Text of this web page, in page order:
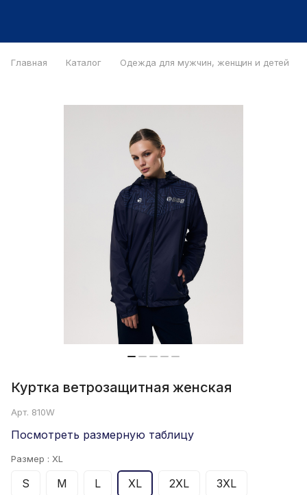
Главная Каталог Одежда для мужчин, женщин и детей
Куртка ветрозащитная женская
Арт. 810W
Посмотреть размерную таблицу
Размер : XL
S M L XL 2XL 3XL